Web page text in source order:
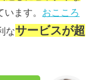
います。 おこころ
なサービスが超